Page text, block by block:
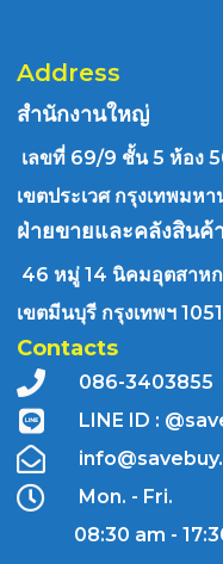
Address
สำนักงานใหญ่
เลขที่ 69/9 ชั้น 5 ห้อง
เขตประเวศ กรุงเทพมห
ฝ่ายขายและคลังสินค้
46 หมู่ 14 นิคมอุตสาหก
เขตมีนบุรี กรุงเทพฯ
Contacts
086-3403855
LINE ID :
Mon. - Fri.
08:30 am -